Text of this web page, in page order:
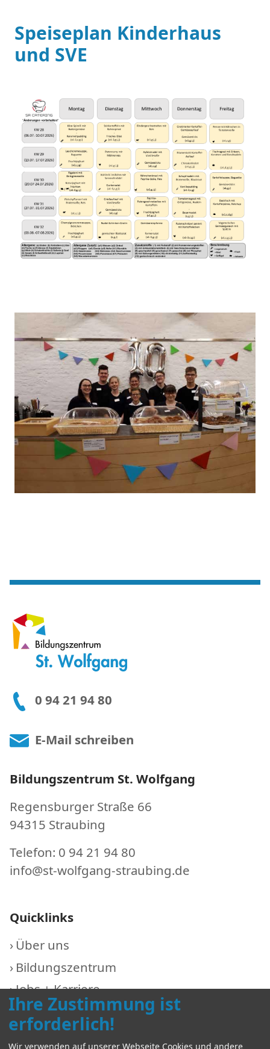
Speiseplan Kinderhaus
und SVE
0 94 21 94 80
E-Mail schreiben
Bildungszentrum St. Wolfgang
Regensburger Straße 66
94315 Straubing
Telefon: 0 94 21 94 80
info@st-wolfgang-straubing.de
Quicklinks
Über uns
Bildungszentrum
Jobs + Karriere
aktuell
Kontakt
Ihre Zustimmung ist
erforderlich!
Wir verwenden auf unserer Webseite Cookies und andere